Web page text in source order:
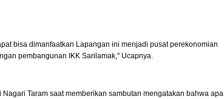
bisa dimanfaatkan Lapangan ini menjadi pusat perekonomian
pembangunan IKK Sarilamak," Ucapnya.
Taram saat memberikan sambutan mengatakan bahwa apa